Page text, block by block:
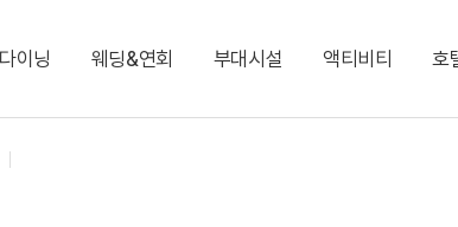
닝 & 이벤트
턴 리워즈 NEW 켄싱턴 바우처
스 패밀리 트윈
다이닝
핑 빌리지 Glamping
웨딩&연회
드볼룸 1·2
부대시설
월드
액티비티
치 가든 트레인 투어
호